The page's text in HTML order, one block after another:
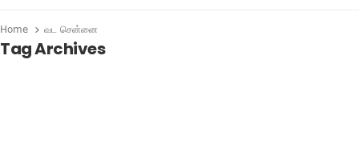
Home வட சென்னை
Tag Archives